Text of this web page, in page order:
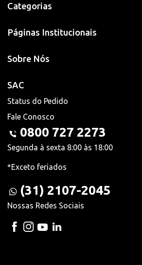
Categorias
Páginas Institucionais
Sobre Nós
SAC
Status do Pedido
Fale Conosco
0800 727 2273
Segunda à sexta 8:00 às 18:00
*Exceto feriados
(31) 2107-2045
Nossas Redes Sociais